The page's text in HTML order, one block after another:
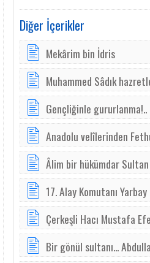
Diğer İçerikler
Mekârim bin İdris
Muhammed Sâdık
Gençliğinle gururlanma!..
Anadolu velîlerinden
Âlim bir hükümdar
17. Alay Komutanı
Çerkeşli Hacı Mustafa
Bir gönül sultanı...